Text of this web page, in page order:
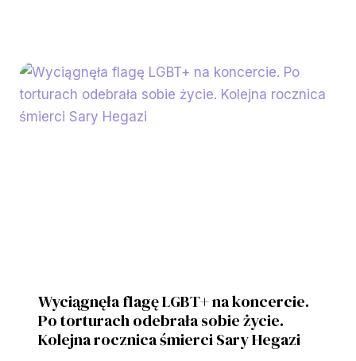
Wyciągnęła flagę LGBT+ na koncercie.
Po torturach odebrała sobie życie.
Kolejna rocznica śmierci Sary Hegazi